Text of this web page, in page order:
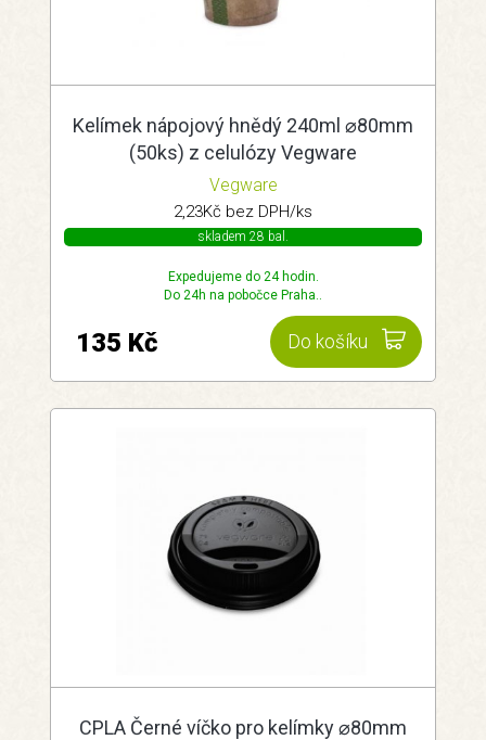
Kelímek nápojový hnědý 240ml ⌀80mm
(50ks) z celulózy Vegware
Vegware
2,23Kč bez DPH/ks
skladem 28 bal.
Expedujeme do 24 hodin.
Do 24h na pobočce Praha..
Do košíku
135 Kč
CPLA Černé víčko pro kelímky ⌀80mm